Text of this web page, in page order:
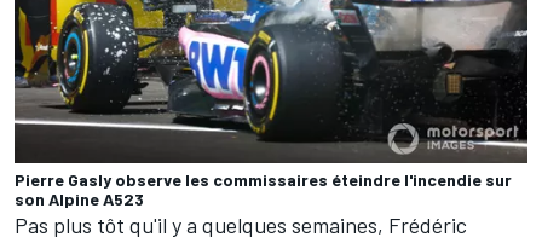
Pierre Gasly observe les commissaires éteindre l'incendie sur
son Alpine A523
Pas plus tôt qu'il y a quelques semaines, Frédéric